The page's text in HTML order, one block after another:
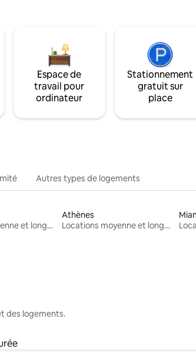
Espace de
travail pour
ordinateur
Stationnement
gratuit sur
place
Autres types de logements
Locations moyenne et longue durée
Athènes
Locations moyenne et longue durée
des logements.